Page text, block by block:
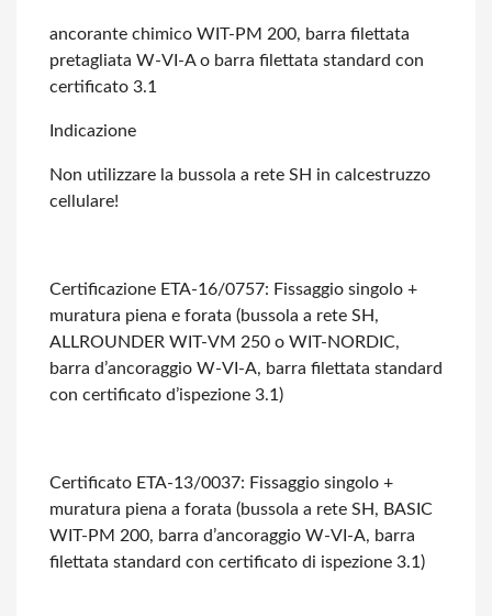
ancorante chimico WIT-PM 200, barra filettata
pretagliata W-VI-A o barra filettata standard con
certificato 3.1
Indicazione
Non utilizzare la bussola a rete SH in calcestruzzo
cellulare!
Certificazione ETA-16/0757: Fissaggio singolo +
muratura piena e forata (bussola a rete SH,
ALLROUNDER WIT-VM 250 o WIT-NORDIC,
barra d’ancoraggio W-VI-A, barra filettata standard
con certificato d’ispezione 3.1)
Certificato ETA-13/0037: Fissaggio singolo +
muratura piena a forata (bussola a rete SH, BASIC
WIT-PM 200, barra d’ancoraggio W-VI-A, barra
filettata standard con certificato di ispezione 3.1)